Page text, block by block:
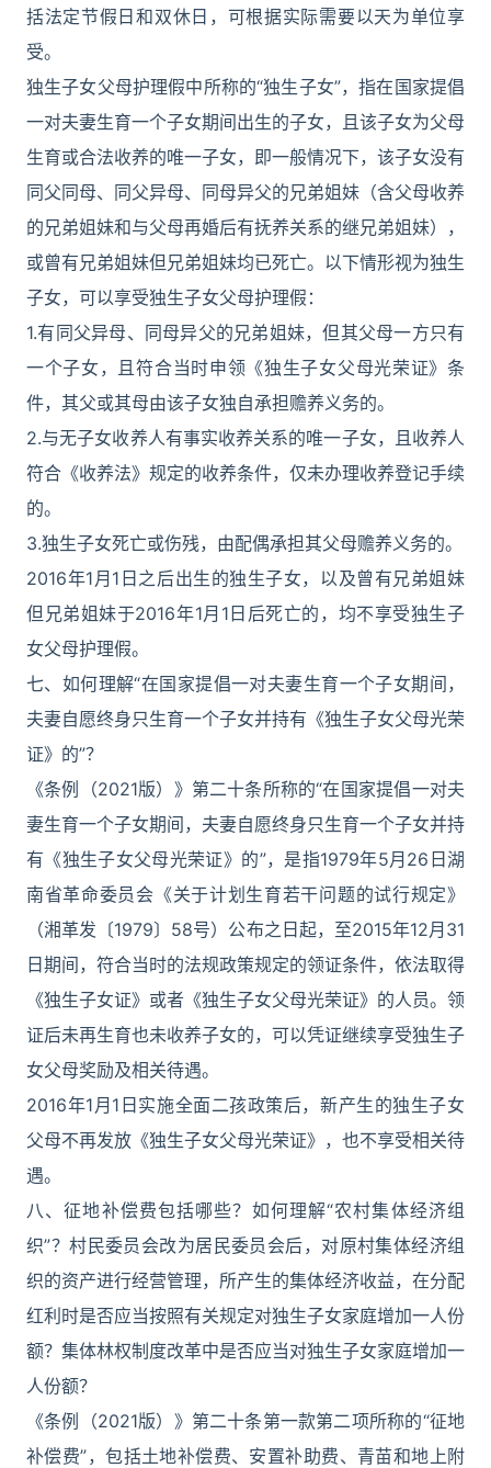
括法定节假日和双休日，可根据实际需要以天为单位享
受。
独生子女父母护理假中所称的“独生子女”，指在国家提倡
一对夫妻生育一个子女期间出生的子女，且该子女为父母
生育或合法收养的唯一子女，即一般情况下，该子女没有
同父同母、同父异母、同母异父的兄弟姐妹（含父母收养
的兄弟姐妹和与父母再婚后有抚养关系的继兄弟姐妹），
或曾有兄弟姐妹但兄弟姐妹均已死亡。以下情形视为独生
子女，可以享受独生子女父母护理假：
1.有同父异母、同母异父的兄弟姐妹，但其父母一方只有
一个子女，且符合当时申领《独生子女父母光荣证》条
件，其父或其母由该子女独自承担赡养义务的。
2.与无子女收养人有事实收养关系的唯一子女，且收养人
符合《收养法》规定的收养条件，仅未办理收养登记手续
的。
3.独生子女死亡或伤残，由配偶承担其父母赡养义务的。
2016年1月1日之后出生的独生子女，以及曾有兄弟姐妹
但兄弟姐妹于2016年1月1日后死亡的，均不享受独生子
女父母护理假。
七、如何理解“在国家提倡一对夫妻生育一个子女期间，
夫妻自愿终身只生育一个子女并持有《独生子女父母光荣
证》的”？
《条例（2021版）》第二十条所称的“在国家提倡一对夫
妻生育一个子女期间，夫妻自愿终身只生育一个子女并持
有《独生子女父母光荣证》的”，是指1979年5月26日湖
南省革命委员会《关于计划生育若干问题的试行规定》
（湘革发〔1979〕58号）公布之日起，至2015年12月31
日期间，符合当时的法规政策规定的领证条件，依法取得
《独生子女证》或者《独生子女父母光荣证》的人员。领
证后未再生育也未收养子女的，可以凭证继续享受独生子
女父母奖励及相关待遇。
2016年1月1日实施全面二孩政策后，新产生的独生子女
父母不再发放《独生子女父母光荣证》，也不享受相关待
遇。
八、征地补偿费包括哪些？如何理解“农村集体经济组
织”？村民委员会改为居民委员会后，对原村集体经济组
织的资产进行经营管理，所产生的集体经济收益，在分配
红利时是否应当按照有关规定对独生子女家庭增加一人份
额？集体林权制度改革中是否应当对独生子女家庭增加一
人份额？
《条例（2021版）》第二十条第一款第二项所称的“征地
补偿费”，包括土地补偿费、安置补助费、青苗和地上附